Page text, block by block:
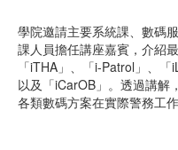
學院邀請主要系統課、數碼
課人員擔任講座嘉賓，介紹
「iTHA」、「i-Patrol」、
以及「iCarOB」。透過講解
各類數碼方案在實際警務工